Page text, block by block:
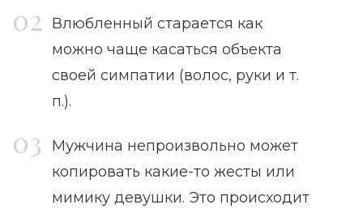
Влюбленный старается как
можно чаще касаться объекта
своей симпатии (волос, руки и т.
п.).
Мужчина непроизвольно может
копировать какие-то жесты или
мимику девушки. Это происходит